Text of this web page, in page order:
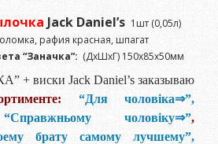
Jack Daniel’s 1шт (0,05л)
рафия красная, шпагат
“Заначка”: (ДхШхГ) 150х85х50мм
+ виски Jack Daniel’s заказываю
“Для чоловіка⇒”,
“Справжньому чоловіку⇒”,
брату самому лучшему”,